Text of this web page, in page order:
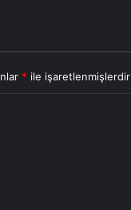
* ile işaretlenmişlerdir